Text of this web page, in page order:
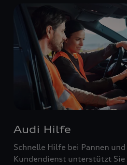
Audi Hilfe
Schnelle Hilfe bei Pannen
Kundendienst unterstützt Sie